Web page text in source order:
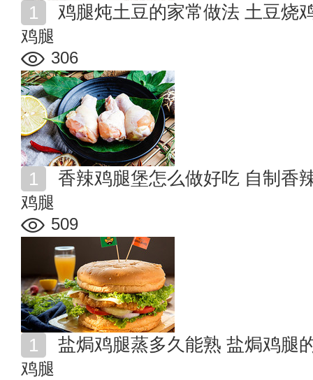
鸡腿炖土豆的家常做法 土豆烧
鸡腿
306
香辣鸡腿堡怎么做好吃 自制香
鸡腿
509
盐焗鸡腿蒸多久能熟 盐焗鸡腿
鸡腿